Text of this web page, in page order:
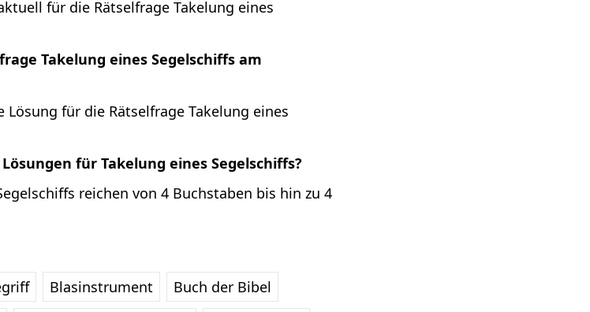
für die Rätselfrage Takelung eines
Takelung eines Segelschiffs am
für die Rätselfrage Takelung eines
für Takelung eines Segelschiffs?
reichen von 4 Buchstaben bis hin zu 4
Blasinstrument Buch der Bibel